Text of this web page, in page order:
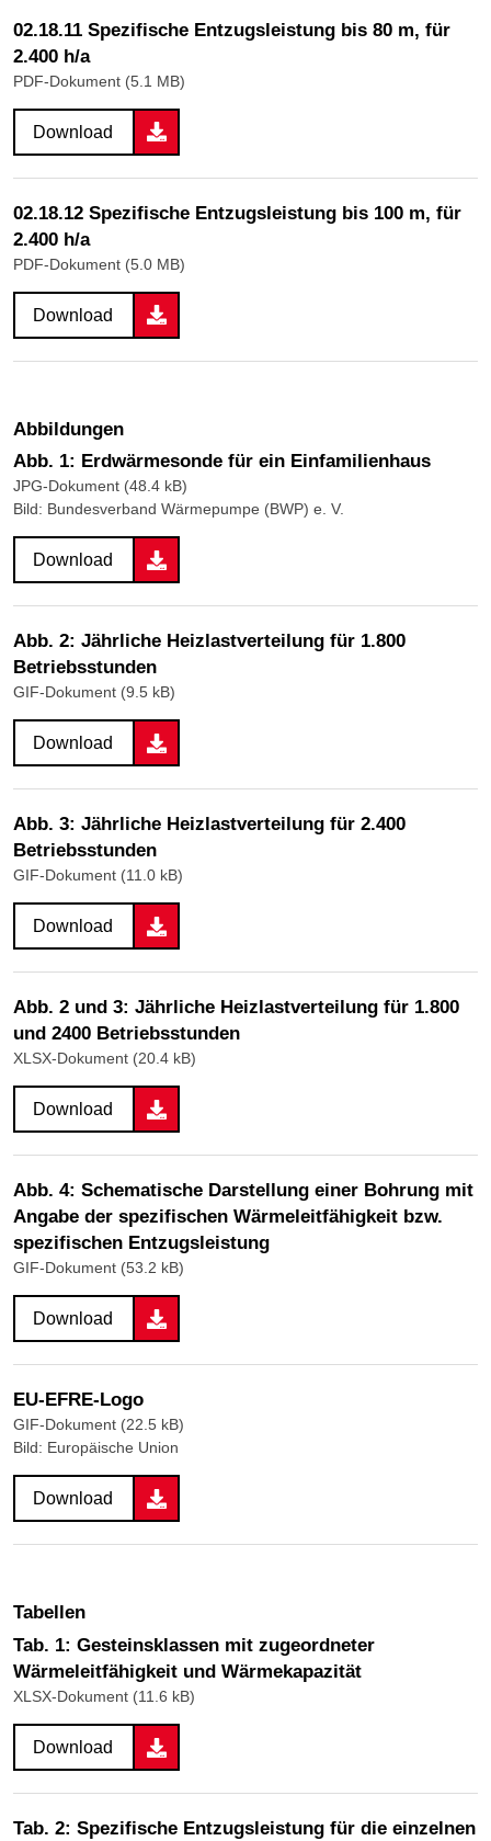
02.18.11 Spezifische Entzugsleistung bis 80 m, für
2.400 h/a
PDF-Dokument (5.1 MB)
Download
02.18.12 Spezifische Entzugsleistung bis 100 m, für
2.400 h/a
PDF-Dokument (5.0 MB)
Download
Abbildungen
Abb. 1: Erdwärmesonde für ein Einfamilienhaus
JPG-Dokument (48.4 kB)
Bild: Bundesverband Wärmepumpe (BWP) e. V.
Download
Abb. 2: Jährliche Heizlastverteilung für 1.800
Betriebsstunden
GIF-Dokument (9.5 kB)
Download
Abb. 3: Jährliche Heizlastverteilung für 2.400
Betriebsstunden
GIF-Dokument (11.0 kB)
Download
Abb. 2 und 3: Jährliche Heizlastverteilung für 1.800
und 2400 Betriebsstunden
XLSX-Dokument (20.4 kB)
Download
Abb. 4: Schematische Darstellung einer Bohrung mit
Angabe der spezifischen Wärmeleitfähigkeit bzw.
spezifischen Entzugsleistung
GIF-Dokument (53.2 kB)
Download
EU-EFRE-Logo
GIF-Dokument (22.5 kB)
Bild: Europäische Union
Download
Tabellen
Tab. 1: Gesteinsklassen mit zugeordneter
Wärmeleitfähigkeit und Wärmekapazität
XLSX-Dokument (11.6 kB)
Download
Tab. 2: Spezifische Entzugsleistung für die einzelnen